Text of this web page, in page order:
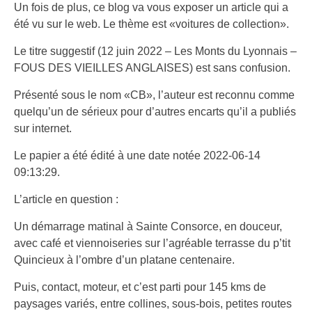
Un fois de plus, ce blog va vous exposer un article qui a
été vu sur le web. Le thème est «voitures de collection».
Le titre suggestif (12 juin 2022 – Les Monts du Lyonnais –
FOUS DES VIEILLES ANGLAISES) est sans confusion.
Présenté sous le nom «CB», l’auteur est reconnu comme
quelqu’un de sérieux pour d’autres encarts qu’il a publiés
sur internet.
Le papier a été édité à une date notée 2022-06-14
09:13:29.
L’article en question :
Un démarrage matinal à Sainte Consorce, en douceur,
avec café et viennoiseries sur l’agréable terrasse du p’tit
Quincieux à l’ombre d’un platane centenaire.
Puis, contact, moteur, et c’est parti pour 145 kms de
paysages variés, entre collines, sous-bois, petites routes